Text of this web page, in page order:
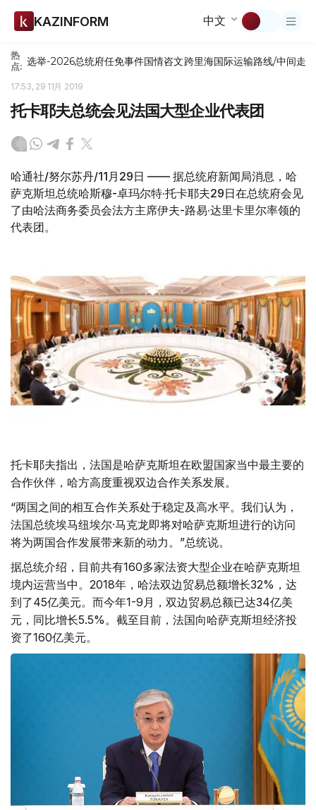
KAZINFORM 中文
热
点: 选举-2026总统府任免事件国情咨文跨里海国际运输路线/中间走廊
17:53, 29 11月 2019
托卡耶夫总统会见法国大型企业代表团
哈通社/努尔苏丹/11月29日 —— 据总统府新闻局消息，哈
萨克斯坦总统哈斯穆-卓玛尔特·托卡耶夫29日在总统府会见
了由哈法商务委员会法方主席伊夫-路易·达里卡里尔率领的
代表团。
托卡耶夫指出，法国是哈萨克斯坦在欧盟国家当中最主要的
合作伙伴，哈方高度重视双边合作关系发展。
“两国之间的相互合作关系处于稳定及高水平。我们认为，
法国总统埃马纽埃尔·马克龙即将对哈萨克斯坦进行的访问
将为两国合作发展带来新的动力。”总统说。
据总统介绍，目前共有160多家法资大型企业在哈萨克斯坦
境内运营当中。2018年，哈法双边贸易总额增长32%，达
到了45亿美元。而今年1-9月，双边贸易总额已达34亿美
元，同比增长5.5%。截至目前，法国向哈萨克斯坦经济投
资了160亿美元。